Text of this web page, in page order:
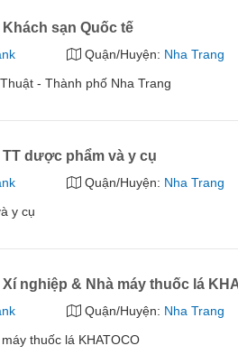
sạn Quốc tế
Quận/Huyện: Nha Trang
- Thành phố Nha Trang
dược phẩm và y cụ
Quận/Huyện: Nha Trang
y cụ
nghiệp & Nhà máy thuốc lá
Quận/Huyện: Nha Trang
thuốc lá KHATOCO